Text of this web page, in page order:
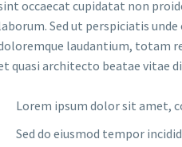
occaecat cupidatat non
Sed ut perspiciatis
laudantium, totam
quasi architecto beatae vitae
Lorem ipsum dolor sit amet,
Sed do eiusmod tempor